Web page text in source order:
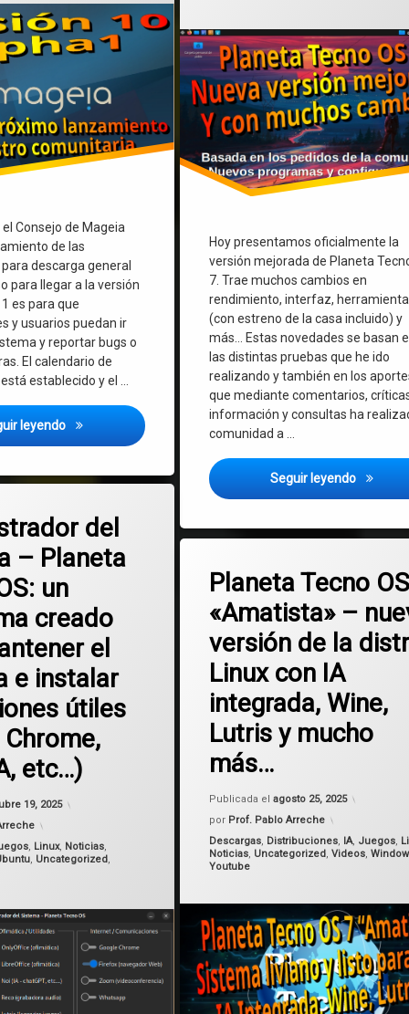
Consejo de Mageia
de las
descarga general
para llegar a la versión
es para que
y usuarios puedan ir
y reportar bugs o
El calendario de
establecido y el …
leyendo Mageia 10 alpha 1 ha sido lanzada – Novedades de esta
Hoy presentamos oficialmente la
versión mejorada de Planeta
7. Trae muchos cambios en
rendimiento, interfaz,
(con estreno de la casa incluido) y
más… Estas novedades se basan
las distintas pruebas que he ido
realizando y también en los
que mediante comentarios,
información y consultas ha
comunidad a …
Seguir leyendo
del
– Planeta
un
creado
el
e instalar
útiles
etc…)
19, 2025
octubre 19, 2025
, Linux, Noticias,
, Uncategorized,
en Administrador del Sistema – Planeta Tecno OS: un programa
Planeta Tecno
«Amatista» –
versión de la
Linux con IA
integrada, Wine,
Lutris y mucho
más…
Publicada elagosto 25, 2025
por Prof. Pablo Arreche
Categorías:
Descargas Distribuciones IA, Juegos
Noticias Uncategorized ,Videos ,
Youtube